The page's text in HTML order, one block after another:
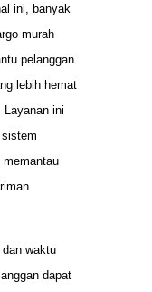
ini, banyak
murah
pelanggan
lebih hemat
Layanan ini
memantau
waktu
dapat